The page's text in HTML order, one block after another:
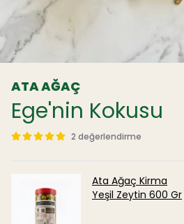
ATA AĞAÇ
Ege'nin Kokusu
2 değerlendirme
Ata Ağaç Kirma
Yeşil Zeytin 600 Gr